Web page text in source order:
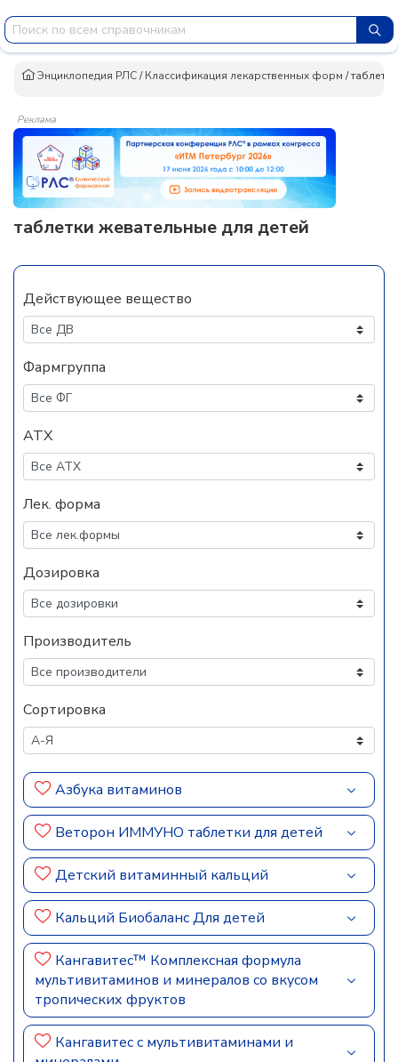
Энциклопедия РЛС/Классификация лекарственных форм /
Реклама
таблетки жевательные для детей
Действующее вещество
Фармгруппа
АТХ
Лек. форма
Дозировка
Производитель
Сортировка
Азбука витаминов
Веторон ИММУНО таблетки для детей
Детский витаминный кальций
Кальций Биобаланс Для детей
Кангавитес™ Комплексная формула
мультивитаминов и минералов со вкусом
тропических фруктов
Кангавитес с мультивитаминами и